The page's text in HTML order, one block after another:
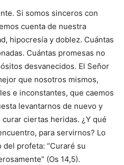
Si somos sinceros con
cuenta de nuestra
hipocresía y doblez. Cuántas
Cuántas promesas no
desvanecidos. El Señor
que nosotros mismos,
e inconstantes, que caemos
levantarnos de nuevo y
ciertas heridas. ¿Y qué
para servirnos? Lo
profeta: “Curaré su
(Os 14,5).